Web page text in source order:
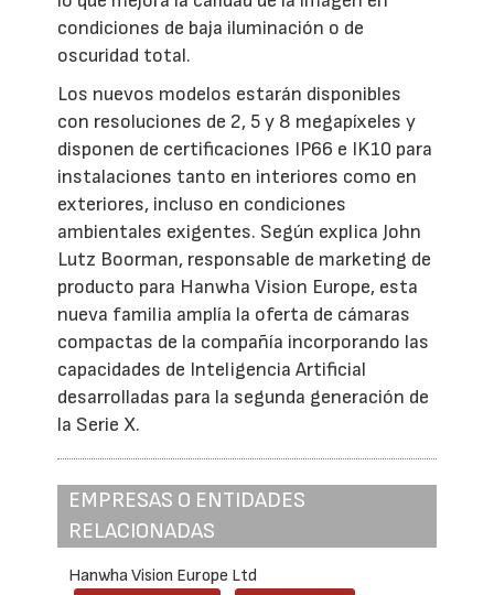
condiciones de baja iluminación o de
oscuridad total.
Los nuevos modelos estarán disponibles
con resoluciones de 2, 5 y 8 megapíxeles y
disponen de certificaciones IP66 e IK10 para
instalaciones tanto en interiores como en
exteriores, incluso en condiciones
ambientales exigentes. Según explica John
Lutz Boorman, responsable de marketing de
producto para Hanwha Vision Europe, esta
nueva familia amplía la oferta de cámaras
compactas de la compañía incorporando las
capacidades de Inteligencia Artificial
desarrolladas para la segunda generación de
la Serie X.
EMPRESAS O ENTIDADES
RELACIONADAS
Hanwha Vision Europe Ltd